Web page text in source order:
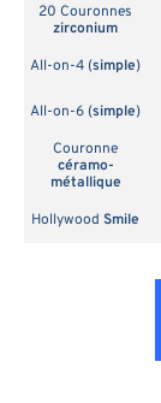
20 Couronnes
zirconium
All-on-4 (simple)
All-on-6 (simple)
Couronne
céramo-
métallique
Hollywood Smile